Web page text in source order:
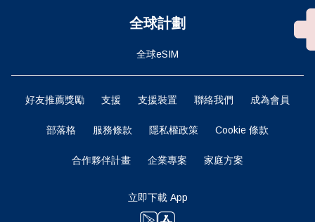
全球計劃
全球eSIM
好友推薦獎勵 支援 支援裝置 聯絡我們 成為會員
部落格 服務條款 隱私權政策 Cookie 條款
合作夥伴計畫 企業專案 家庭方案
立即下載 App